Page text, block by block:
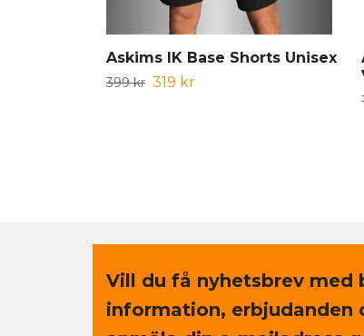
Askims IK Base Shorts Unisex
399 kr 319 kr
Vill du få nyhetsbrev med
information, erbjudanden